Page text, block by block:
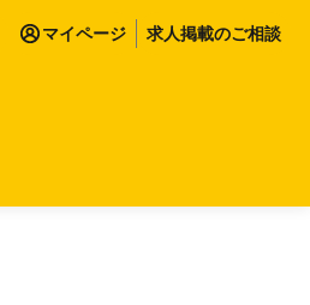
マイページ 求人掲載のご相談